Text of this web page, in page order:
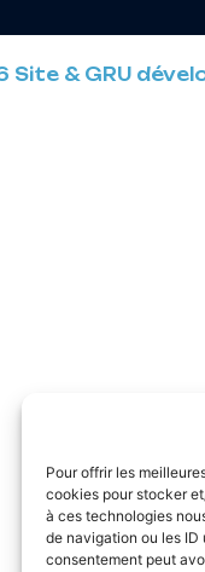
Pour offrir les
cookies pour stocker
à ces technologies
de navigation ou les ID
consentement peut
Site & GRU